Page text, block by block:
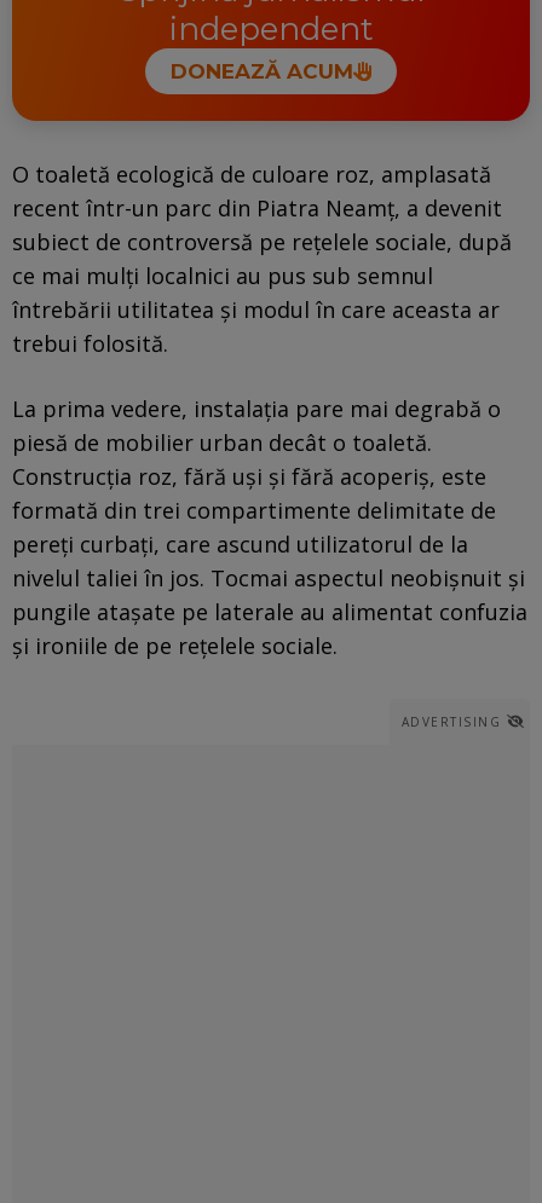
independent
DONEAZĂ ACUM
O toaletă ecologică de culoare roz, amplasată
recent într-un parc din Piatra Neamț, a devenit
subiect de controversă pe rețelele sociale, după
ce mai mulți localnici au pus sub semnul
întrebării utilitatea și modul în care aceasta ar
trebui folosită.
La prima vedere, instalația pare mai degrabă o
piesă de mobilier urban decât o toaletă.
Construcția roz, fără uși și fără acoperiș, este
formată din trei compartimente delimitate de
pereți curbați, care ascund utilizatorul de la
nivelul taliei în jos. Tocmai aspectul neobișnuit și
pungile atașate pe laterale au alimentat confuzia
și ironiile de pe rețelele sociale.
ADVERTISING